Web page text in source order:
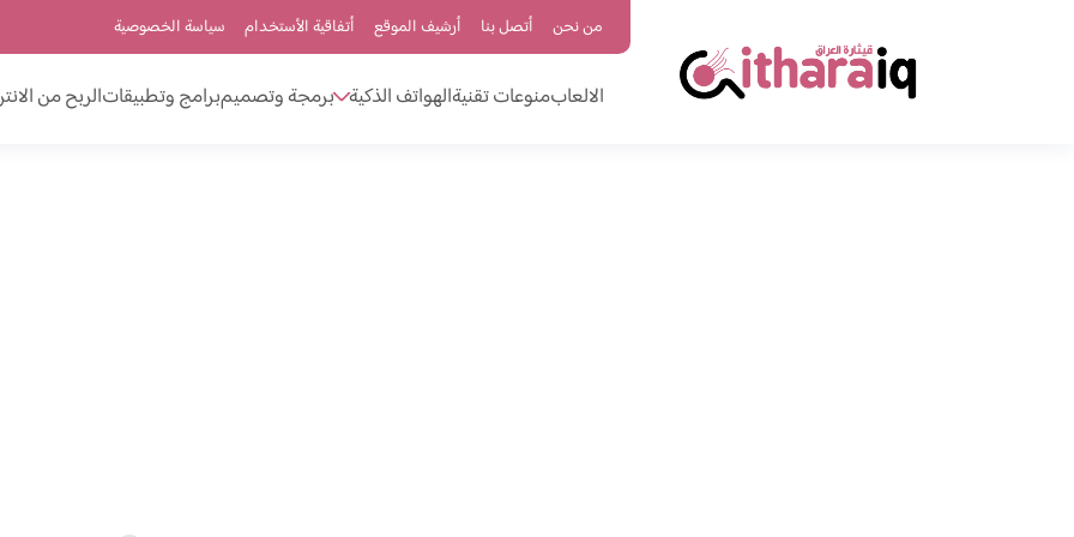
من نحن أتصل بنا أرشيف الموقع أتفاقية الأستخدام سياسة الخصوصية
الالعابمنوعات تقنيةالهواتف الذكية برمجة وتصميمبرامج وتطبيقاتالربح من